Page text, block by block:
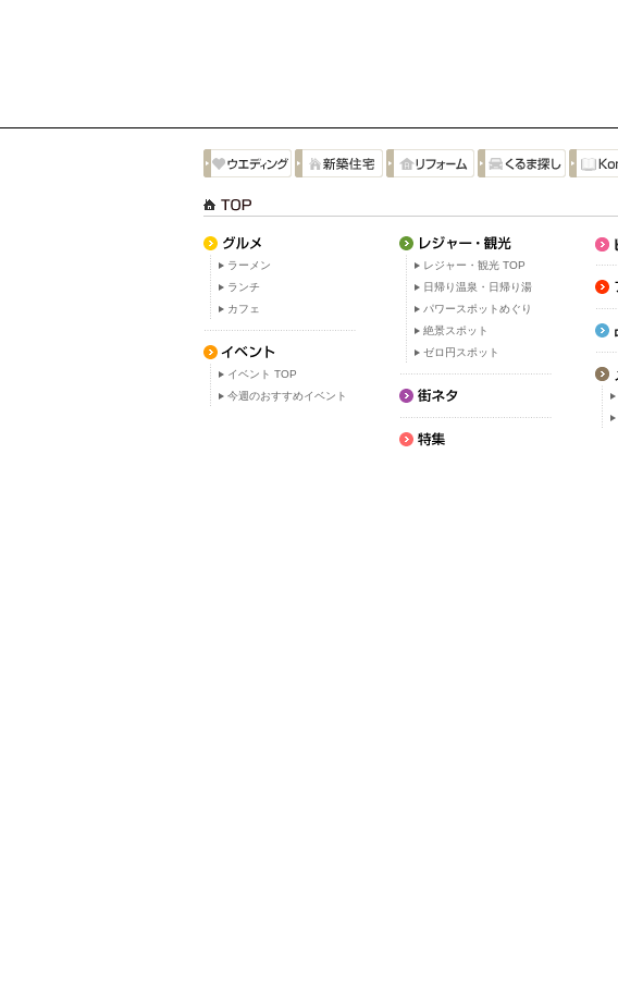
ラーメン
ランチ
カフェ
イベント TOP
今週のおすすめイベント
レジャー・観光 TOP
日帰り温泉・日帰り湯
パワースポットめぐり
絶景スポット
ゼロ円スポット